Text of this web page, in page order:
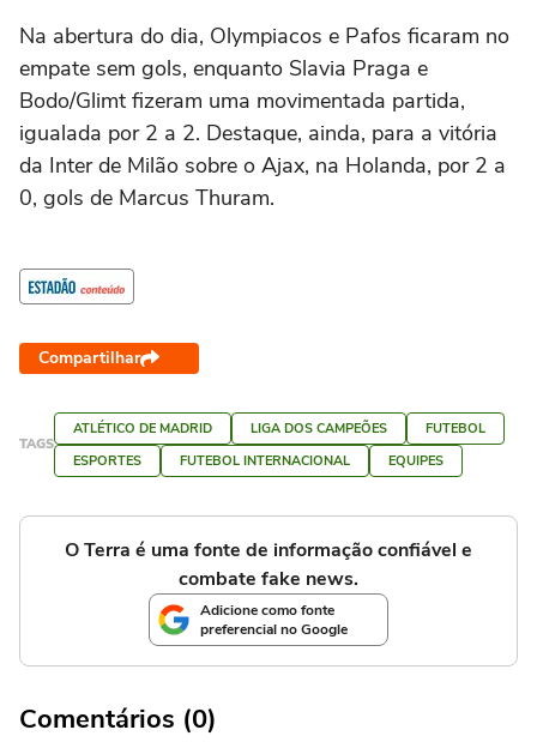
Na abertura do dia, Olympiacos e Pafos ficaram no
empate sem gols, enquanto Slavia Praga e
Bodo/Glimt fizeram uma movimentada partida,
igualada por 2 a 2. Destaque, ainda, para a vitória
da Inter de Milão sobre o Ajax, na Holanda, por 2 a
0, gols de Marcus Thuram.
Compartilhar
TAGS
ATLÉTICO DE MADRID LIGA DOS CAMPEÕES
FUTEBOL
ESPORTES
FUTEBOL INTERNACIONAL EQUIPES
O Terra é uma fonte de informação confiável e
combate fake news.
Adicione como fonte
preferencial no Google
Comentários (0)